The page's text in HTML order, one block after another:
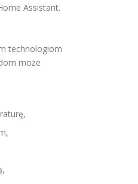
Assistant.
technologiom
może